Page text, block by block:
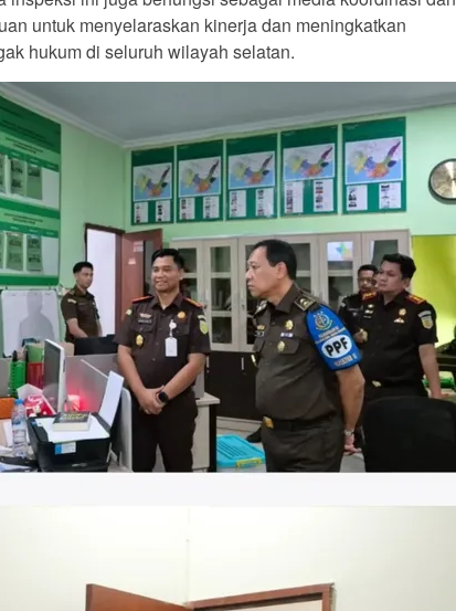
untuk menyelaraskan kinerja dan meningkatkan
hukum di seluruh wilayah selatan.